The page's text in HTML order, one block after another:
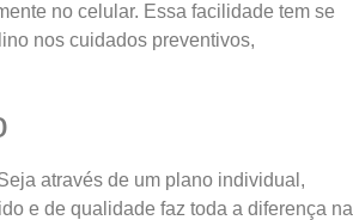
no celular. Essa facilidade tem se
nos cuidados preventivos,
através de um plano individual,
e de qualidade faz toda a diferença na